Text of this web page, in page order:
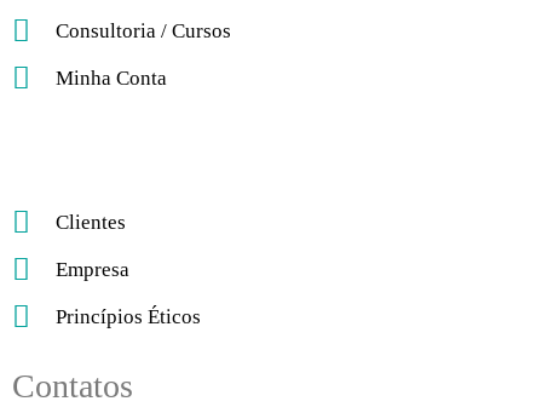
Consultoria / Cursos
Minha Conta
Clientes
Empresa
Princípios Éticos
Contatos